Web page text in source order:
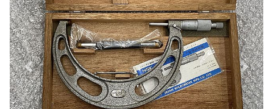
Previous Next